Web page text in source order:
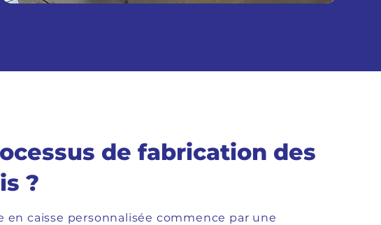
de fabrication des
?
en caisse personnalisée commence par une